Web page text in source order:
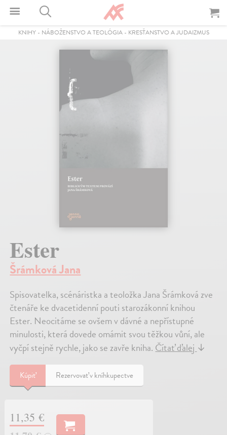
KNIHY- NÁBOŽENSTVO A TEOLÓGIA- KRESŤANSTVO A JUDAIZMUS
Ester
Šrámková Jana
Spisovatelka, scénáristka a teoložka Jana Šrámková zve
čtenáře ke dvacetidenní pouti starozákonní knihou
Ester. Neocitáme se ovšem v dávné a nepřístupné
minulosti, která dovede omámit svou těžkou vůní, ale
vyčpí stejně rychle, jako se zavře kniha.Čítať ďalej↓
Kúpiť Rezervovať v kníhkupectve
11,35 €